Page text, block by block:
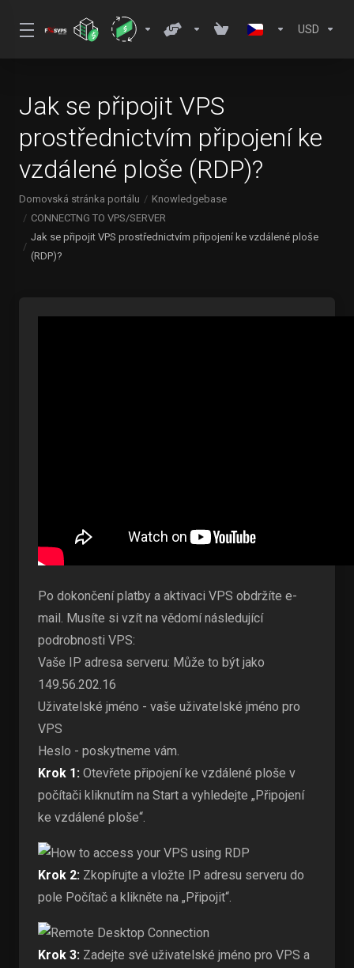
USD
Jak se připojit VPS
prostřednictvím připojení ke
vzdálené ploše (RDP)?
Domovská stránka portálu
Knowledgebase
CONNECTNG TO VPS/SERVER
Jak se připojit VPS prostřednictvím připojení ke vzdálené ploše
(RDP)?
Po dokončení platby a aktivaci VPS obdržíte e-
mail. Musíte si vzít na vědomí následující
podrobnosti VPS:
Vaše IP adresa serveru: Může to být jako
149.56.202.16
Uživatelské jméno - vaše uživatelské jméno pro
VPS
Heslo - poskytneme vám.
Krok 1: Otevřete připojení ke vzdálené ploše v
počítači kliknutím na Start a vyhledejte „Připojení
ke vzdálené ploše“.
Krok 2: Zkopírujte a vložte IP adresu serveru do
pole Počítač a klikněte na „Připojit“.
Krok 3: Zadejte své uživatelské jméno pro VPS a